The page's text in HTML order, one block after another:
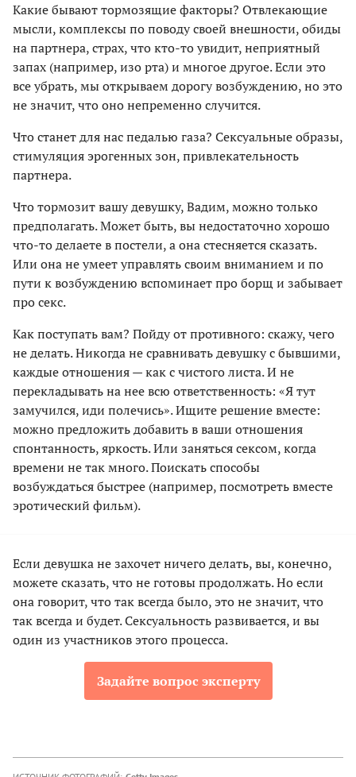
Какие бывают тормозя­щие факторы? Отвлекающие
мысли, комплексы по поводу своей внешности, обиды
на партнера, страх, что кто-то увидит, неприятный
запах (например, изо рта) и многое другое. Если это
все убрать, мы открываем дорогу возбуждению, но это
не значит, что оно непременно случится.
Что станет для нас педалью газа? Сексуальные образы,
стимуляция эрогенных зон, привлекательность
партнера.
Что тормозит вашу девушку, Вадим, можно только
предполагать. Может быть, вы недостаточно хорошо
что-то делаете в постели, а она стесняется сказать.
Или она не умеет управлять своим вниманием и по
пути к возбуждению вспоминает про борщ и забывает
про секс.
Как поступать вам? Пойду от противного: скажу, чего
не делать. Никогда не сравнивать девушку с бывшими,
каждые отношения — как с чистого листа. И не
перекладывать на нее всю ответственность: «Я тут
замучился, иди полечись». Ищите решение вместе:
можно предложить добавить в ваши отношения
спонтанность, яркость. Или заняться сексом, когда
времени не так много. Поискать способы
возбуждаться быстрее (например, посмотреть вместе
эротический фильм).
Если девушка не захочет ничего делать, вы, конечно,
можете сказать, что не готовы продолжать. Но если
она говорит, что так всегда было, это не значит, что
так всегда и будет. Сексуальность развивается, и вы
один из участников этого процесса.
Задайте вопрос эксперту